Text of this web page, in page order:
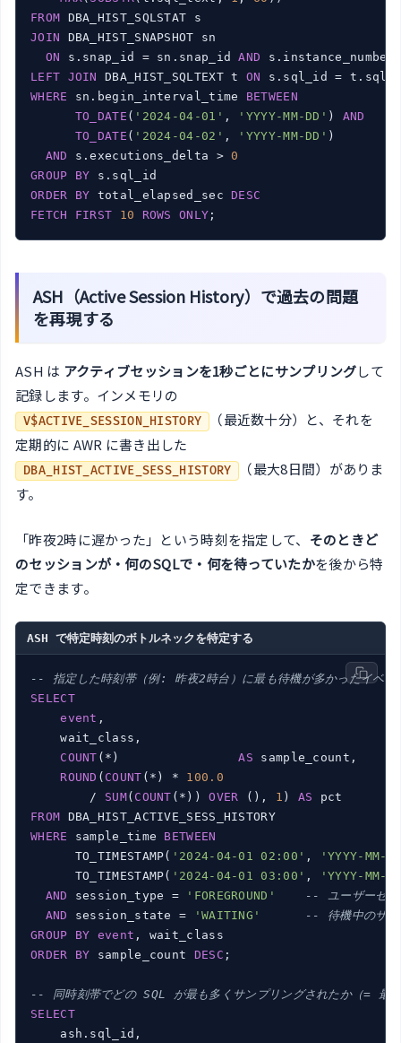
FROM
JOIN DBA_HIST_SNAPSHOT sn
ON s.snap_id = sn.snap_id AND
LEFT JOIN DBA_HIST_SQLTEXT t ON
WHERE sn.begin_interval_time BETWEEN
TO_DATE ( '2024-04-01' , 'YYYY-MM-DD' ) AND
TO_DATE ( '2024-04-02' , 'YYYY-MM-DD' )
AND
s.executions_delta > 0
GROUP
BY
ORDER
BY total_elapsed_sec DESC
FETCH
FIRST 10 ROWS ONLY
ASH（Active Session History）で過去の問題
を再現する
ASH は アクティブセッションを1秒ごとにサンプリングして
記録します。インメモリの
V$ACTIVE_SESSION_HISTORY
（最近数十分）と、それを
定期的に AWR に書き出した
DBA_HIST_ACTIVE_SESS_HISTORY
（最大8日間）がありま
す。
「昨夜2時に遅かった」という時刻を指定して、 そのときど
のセッションが・何のSQLで・何を待っていたかを後から特
定できます。
ASH で特定時刻のボトルネックを特定する
-- 指定した時刻帯（例: 昨夜2時台）に最も待機が多かったイベン
SELECT
event ,
    wait_class,
COUNT (*) AS sample_count,
ROUND ( COUNT (*) * 100.0
        /
SUM( COUNT (*)) OVER (), 1 ) AS
FROM
DBA_HIST_ACTIVE_SESS_HISTORY
WHERE sample_time BETWEEN
      TO_TIMESTAMP(
'2024-04-01 02:00' ,
'YYYY-MM-
      TO_TIMESTAMP(
'2024-04-01 03:00' ,
'YYYY-MM-
AND
session_type = 'FOREGROUND'
-- ユーザーセッ
AND
session_state = 'WAITING'
-- 待機中のサン
GROUP
BY event
ORDER
BY sample_count DESC ;
-- 同時刻帯でどの SQL が最も多くサンプリングされたか（= 最
SELECT
    ash.sql_id,